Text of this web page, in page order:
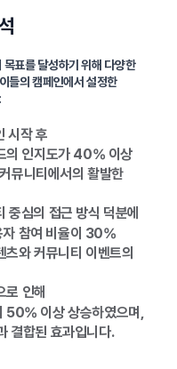
표를 달성하기 위해 다양한
들의 캠페인에서 설정한
시작 후
의 인지도가 40% 이상
뮤니티에서의 활발한
심의 접근 방식 덕분에
참여 비율이 30%
와 커뮤니티 이벤트의
로 인해
이상 상승하였으며,
결합된 효과입니다.